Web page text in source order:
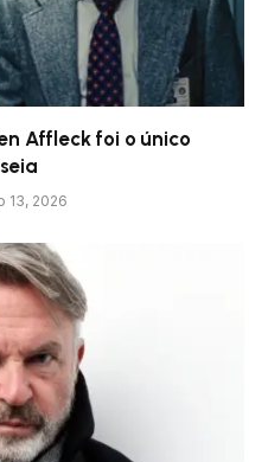
Affleck foi o único
13, 2026